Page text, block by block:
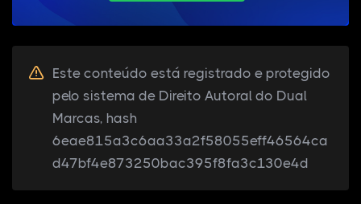
Este conteúdo está registrado e protegido
pelo sistema de Direito Autoral do Dual
Marcas, hash
6eae815a3c6aa33a2f58055eff46564ca
d47bf4e873250bac395f8fa3c130e4d